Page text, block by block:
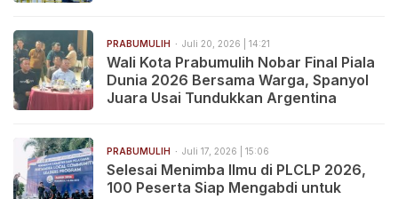
PRABUMULIH Juli 20, 2026 | 14:21
Wali Kota Prabumulih Nobar Final Piala
Dunia 2026 Bersama Warga, Spanyol
Juara Usai Tundukkan Argentina
PRABUMULIH Juli 17, 2026 | 15:06
Selesai Menimba Ilmu di PLCLP 2026,
100 Peserta Siap Mengabdi untuk